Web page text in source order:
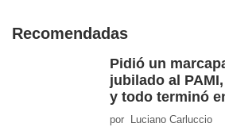
Recomendadas
Pidió un
jubilado al
y todo terminó
por Luciano Carluccio